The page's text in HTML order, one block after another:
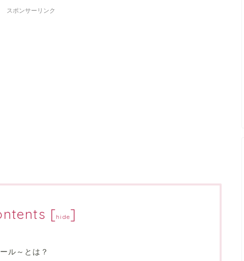
スポンサーリンク
[hide]
ル～とは？